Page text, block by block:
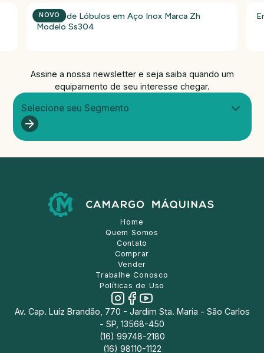
NOVO
Bomba de Lóbulos em Aço Inox Marca Zh
Modelo Ss304
Assine a nossa newsletter e seja saiba quando um
equipamento de seu interesse chegar.
Selecione seu Segmento
Home
Quem Somos
Contato
Comprar
Vender
Trabalhe Conosco
Políticas de Uso
Av. Cap. Luíz Brandão, 770 - Jardim Sta. Maria - São Carlos
- SP, 13568-450
(16) 99748-2180
(16) 98110-1122